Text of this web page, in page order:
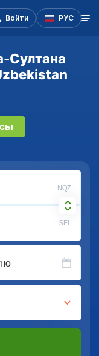
Войти РУС
Султана
NQZ
SEL